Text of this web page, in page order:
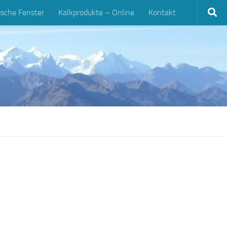
Fenster Kalkprodukte – Online Kontakt